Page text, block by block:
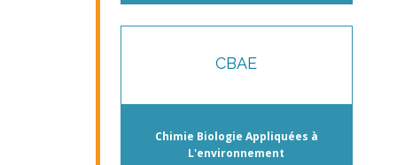
CBAE
Chimie Biologie Appliquées à
L'environnement